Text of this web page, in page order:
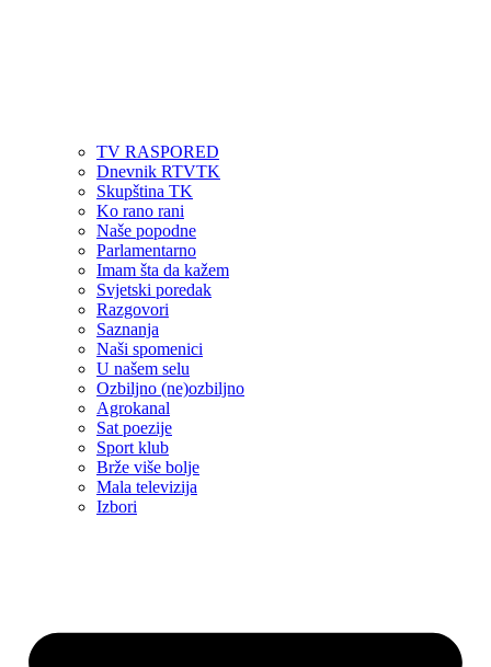
TV RASPORED
Dnevnik RTVTK
Skupština TK
Ko rano rani
Naše popodne
Parlamentarno
Imam šta da kažem
Svjetski poredak
Razgovori
Saznanja
Naši spomenici
U našem selu
Ozbiljno (ne)ozbiljno
Agrokanal
Sat poezije
Sport klub
Brže više bolje
Mala televizija
Izbori